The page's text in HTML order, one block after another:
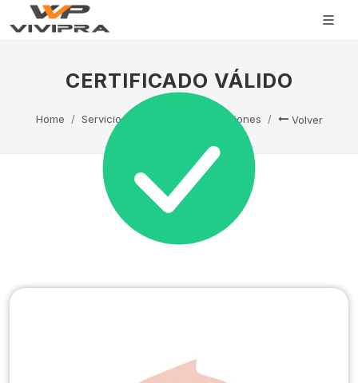
CERTIFICADO VÁLIDO
Home Servicio Técnico Capacitaciones Volver